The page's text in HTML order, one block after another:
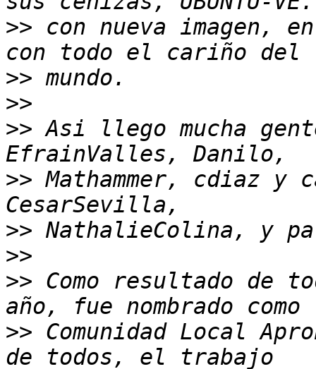
>> con nueva imagen,
>>
>>
>> Asi llego mucha
>> Mathammer, cdiaz y
>>
>>
>> Como resultado de
>> Comunidad Local